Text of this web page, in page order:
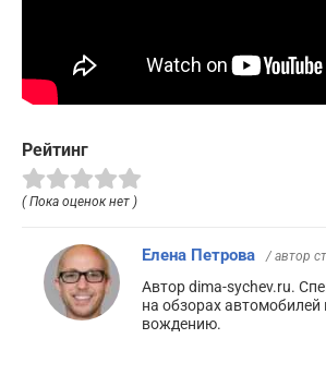
Рейтинг
( Пока оценок нет )
Елена Петрова / автор
Автор dima-sychev.ru.
на обзорах автомобилей
вождению.